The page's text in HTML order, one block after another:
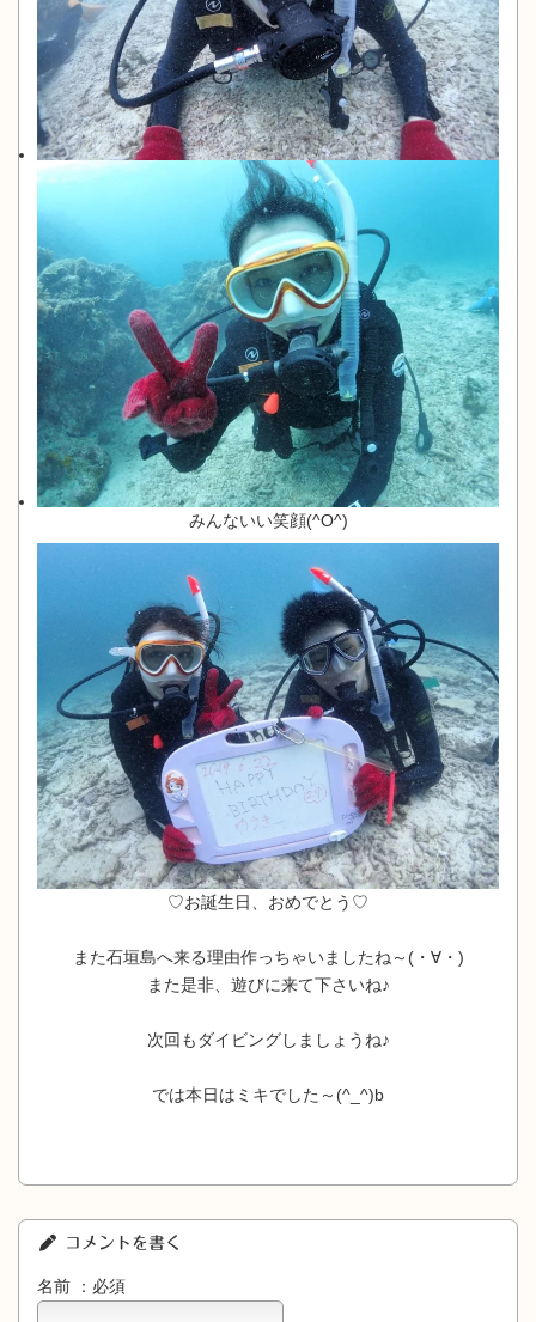
みんないい笑顔(^O^)
♡お誕生日、おめでとう♡
また石垣島へ来る理由作っちゃいましたね～(・∀・)
また是非、遊びに来て下さいね♪
次回もダイビングしましょうね♪
では本日はミキでした～(^_^)b
コメントを書く
名前 ：必須